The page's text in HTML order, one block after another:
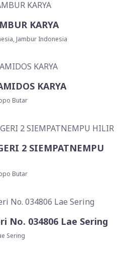
KARYA
Jambur Indonesia
KARYA
Butar
2 SIEMPATNEMPU
Butar
No. 034806 Lae Sering
Sering